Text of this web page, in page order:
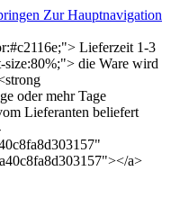
Zur Hauptnavigation
Lieferzeit 1-3
die Ware wird
oder mehr Tage
Lieferanten beliefert
a>